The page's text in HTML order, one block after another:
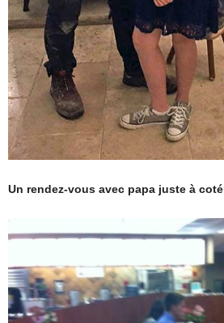
Un rendez-vous avec papa juste à coté